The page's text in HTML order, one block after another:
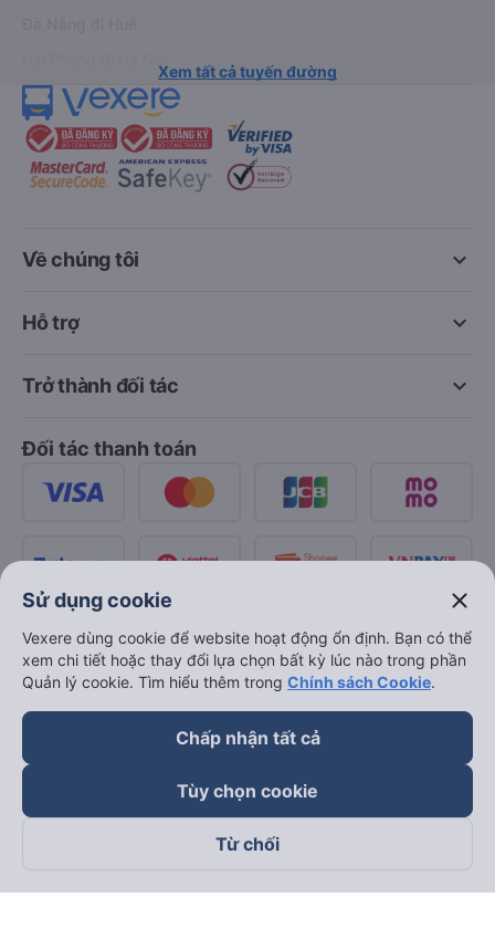
Xem tất cả tuyến đường
keyboard_arrow_down
Về chúng tôi
keyboard_arrow_down
Hỗ trợ
keyboard_arrow_down
Trở thành đối tác
Đối tác thanh toán
Sử dụng cookie close
Vexere dùng cookie để website hoạt động ổn định. Bạn có thể
xem chi tiết hoặc thay đổi lựa chọn bất kỳ lúc nào trong phần
Quản lý cookie. Tìm hiểu thêm trong Chính sách Cookie.
Chấp nhận tất cả
Tùy chọn cookie
Từ chối